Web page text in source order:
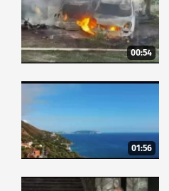
00:54
01:56